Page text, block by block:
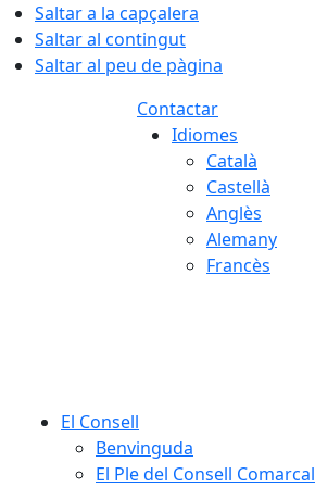
Saltar a la capçalera
Saltar al contingut
Saltar al peu de pàgina
Contactar
Idiomes
Català
Castellà
Anglès
Alemany
Francès
El Consell
Benvinguda
El Ple del Consell Comarcal